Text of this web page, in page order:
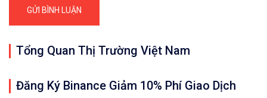
Cảm ơn bạn đã đọc bài viết 12/10/2020: Ripple/
Tổng Quan Thị Trường Việt Nam
Đăng Ký Binance Giảm 10% Phí Giao Dịch